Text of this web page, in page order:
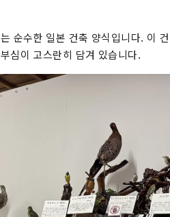
순수한 일본 건축 양식입니다. 이
심이 고스란히 담겨 있습니다.